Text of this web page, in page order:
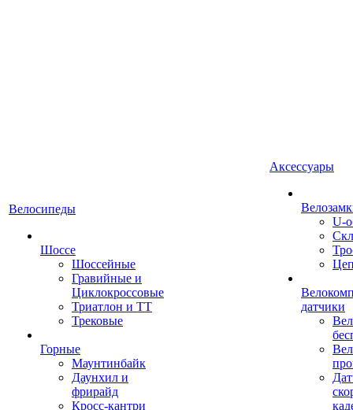
Велосипеды
Шоссе
Шоссейные
Гравийные и
Циклокроссовые
Триатлон и ТТ
Трековые
Горные
Маунтинбайк
Даунхил и
фрирайд
Кросс-кантри
Аксессуары
U-
датчики